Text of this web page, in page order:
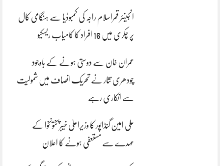
انجینئر قمراسلام راجہ کی کمبوڈیا سے ہنگامی کال
پر چکری میں 16 افراد کا کامیاب ریسکیو
عمران خان سے دوستی ہونے کے باوجود
چودھری نثار نے تحریک انصاف میں شمولیت
سے انکاری رہے
علی امین گنڈاپور کا وزیراعلیٰ خیبرپختونخوا کے
عہدے سے مستعفی ہونے کا اعلان